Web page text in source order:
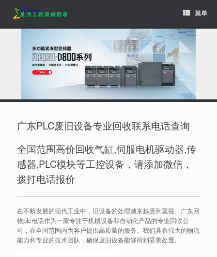
content
菜单
广东PLC废旧设备专业回收联系电话查询
全国范围高价回收气缸,伺服电机驱动器,传
感器,PLC模块等工控设备，请添加微信，
拨打电话报价
在不断发展的现代工业中，旧设备的处理越来越受到重视。广东回
收plc电话作为一家专注于机械设备和自动化产品的专业回收公
司，在全国范围内为客户提供高质量的服务。我们具备强大的物流
能力和专业的技术团队，确保废旧设备能够得到妥善处置。